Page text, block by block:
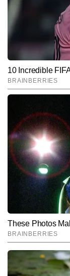
का एक
मीडिया
और
Follow Us: